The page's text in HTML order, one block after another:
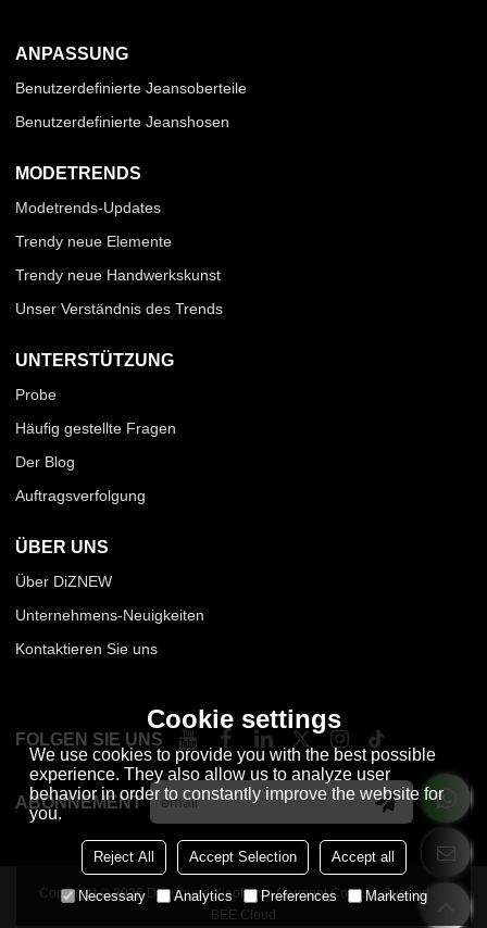
ANPASSUNG
Benutzerdefinierte Jeansoberteile
Benutzerdefinierte Jeanshosen
MODETRENDS
Modetrends-Updates
Trendy neue Elemente
Trendy neue Handwerkskunst
Unser Verständnis des Trends
UNTERSTÜTZUNG
Probe
Häufig gestellte Fragen
Der Blog
Auftragsverfolgung
ÜBER UNS
Über DiZNEW
Unternehmens-Neuigkeiten
Kontaktieren Sie uns
FOLGEN SIE UNS
ABONNEMENT
Copyright © 2026 Dongguan Xiaofeiniu Garment Co., Ltd.Support By
BEE Cloud
Cookie settings
We use cookies to provide you with the best possible
experience. They also allow us to analyze user
behavior in order to constantly improve the website for
you.
Reject All Accept Selection Accept all
Necessary Analytics Preferences Marketing